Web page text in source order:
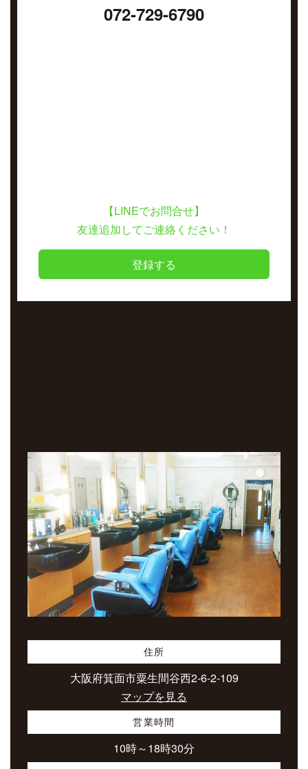
072-729-6790
【LINEでお問合せ】
友達追加してご連絡ください！
登録する
住所
大阪府箕面市粟生間谷西2-6-2-109
マップを見る
営業時間
10時～18時30分